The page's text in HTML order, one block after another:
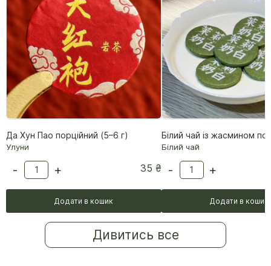
Да Хун Пао порційний (5–6 г)
Улуни
35 ₴
- +
Додати в кошик
Білий чай
- +
Додати в кошик
Дивитись все